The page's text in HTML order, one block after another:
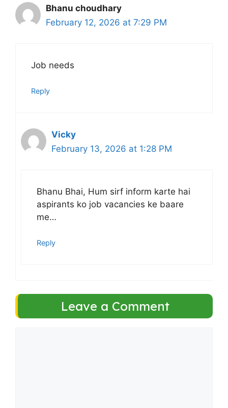
Bhanu choudhary
February 12, 2026 at 7:29 PM
Job needs
Reply
Vicky
February 13, 2026 at 1:28 PM
Bhanu Bhai, Hum sirf inform karte hai
aspirants ko job vacancies ke baare
me…
Reply
Leave a Comment